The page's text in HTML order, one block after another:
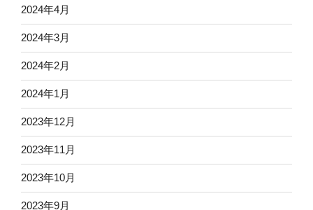
2024年4月
2024年3月
2024年2月
2024年1月
2023年12月
2023年11月
2023年10月
2023年9月